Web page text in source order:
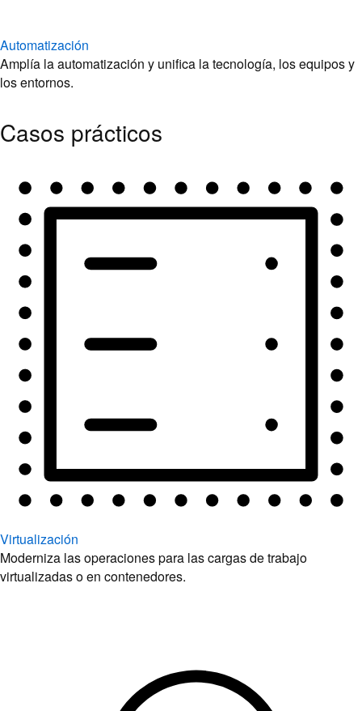
Automatización
Amplía la automatización y unifica la tecnología, los equipos y
los entornos.
Casos prácticos
Virtualización
Moderniza las operaciones para las cargas de trabajo
virtualizadas o en contenedores.